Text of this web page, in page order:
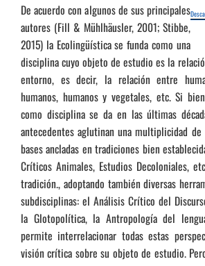
De acuerdo con algunos de sus principales
autores (Fill & Mühlhäusler, 2001; Stibbe,
2015) la Ecolingüística se funda como una
disciplina cuyo objeto de estudio es la
entorno, es decir, la relación entre
humanos, humanos y vegetales, etc. Si
como disciplina se da en las últimas
antecedentes aglutinan una multiplicidad
bases ancladas en tradiciones bien
Críticos Animales, Estudios Decoloniales,
tradición., adoptando también diversas
subdisciplinas: el Análisis Crítico del
la Glotopolítica, la Antropología del
permite interrelacionar todas estas
visión crítica sobre su objeto de estudio.